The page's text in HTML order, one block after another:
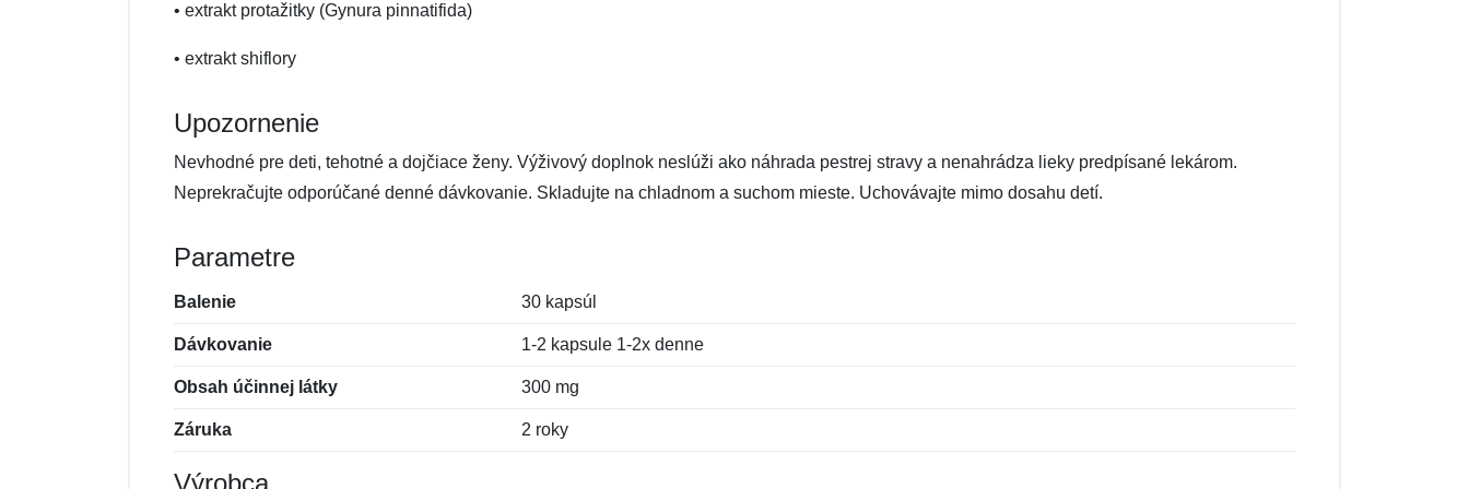
• extrakt protažitky (Gynura pinnatifida)
• extrakt shiflory
Upozornenie
Nevhodné pre deti, tehotné a dojčiace ženy. Výživový doplnok neslúži ako náhrada pestrej stravy a nenahrádza lieky predpísané lekárom.
Neprekračujte odporúčané denné dávkovanie. Skladujte na chladnom a suchom mieste. Uchovávajte mimo dosahu detí.
Parametre
Balenie 30 kapsúl
Dávkovanie 1-2 kapsule 1-2x denne
Obsah účinnej látky 300 mg
Záruka 2 roky
Výrobca